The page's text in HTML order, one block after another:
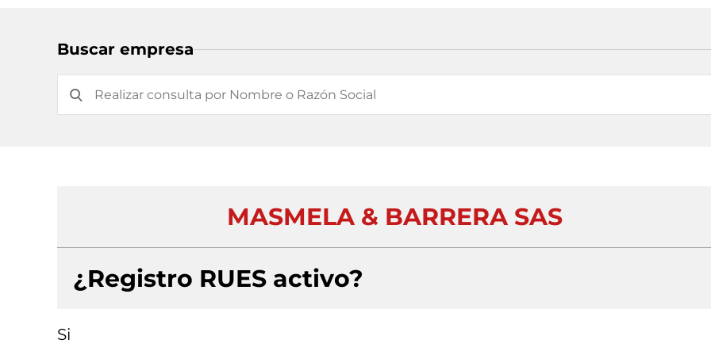
Buscar empresa
MASMELA & BARRERA SAS
¿Registro RUES activo?
Si